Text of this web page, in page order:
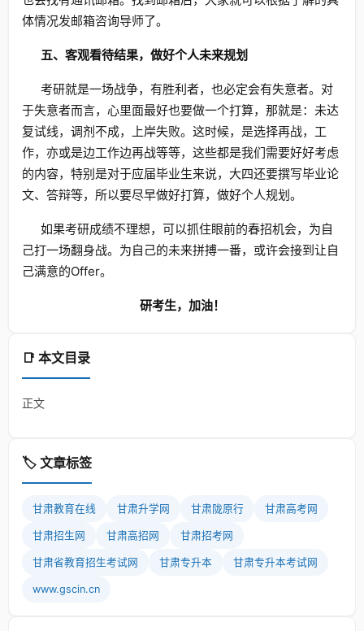
📑 本文目录
正文
🏷️ 文章标签
甘肃教育在线 甘肃升学网 甘肃陇原行 甘肃高考网
甘肃招生网 甘肃高招网 甘肃招考网
甘肃省教育招生考试网 甘肃专升本 甘肃专升本考试网
www.gscin.cn
体情况发邮箱咨询导师了。
五、客观看待结果，做好个人未来规划
考研就是一场战争，有胜利者，也必定会有失意者。对
于失意者而言，心里面最好也要做一个打算，那就是：未达
复试线，调剂不成，上岸失败。这时候，是选择再战，工
作，亦或是边工作边再战等等，这些都是我们需要好好考虑
的内容，特别是对于应届毕业生来说，大四还要撰写毕业论
文、答辩等，所以要尽早做好打算，做好个人规划。
如果考研成绩不理想，可以抓住眼前的春招机会，为自
己打一场翻身战。为自己的未来拼搏一番，或许会接到让自
己满意的Offer。
研考生，加油！